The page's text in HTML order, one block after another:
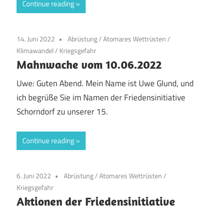
Continue reading
14. Juni 2022 Abrüstung/Atomares Wettrüsten/
Klimawandel/ Kriegsgefahr
Mahnwache vom 10.06.2022
Uwe: Guten Abend. Mein Name ist Uwe Glund, und
ich begrüße Sie im Namen der Friedensinitiative
Schorndorf zu unserer 15.
Continue reading
6. Juni 2022 Abrüstung/Atomares Wettrüsten/
Kriegsgefahr
Aktionen der Friedensinitiative